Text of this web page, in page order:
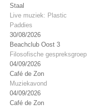
Staal
Live muziek: Plastic
Paddies
30/08/2026
Beachclub Oost 3
Filosofische gespreksgroep
04/09/2026
Café de Zon
Muziekavond
04/09/2026
Café de Zon